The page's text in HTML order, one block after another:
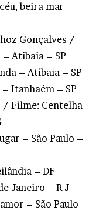
beira mar –
Gonçalves /
Atibaia – SP
– Atibaia – SP
Itanhaém – SP
/ Filme: Centelha
– São Paulo –
– DF
Janeiro – R J
– São Paulo